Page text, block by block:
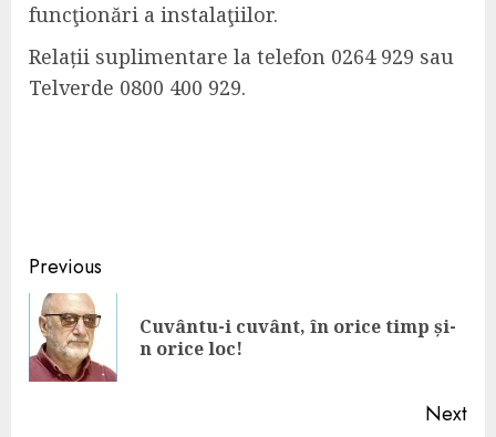
funcţionări a instalaţiilor.
Relații suplimentare la telefon 0264 929 sau
Telverde 0800 400 929.
Continue
Reading
Previous
Cuvântu-i cuvânt, în orice timp și-
n orice loc!
Next